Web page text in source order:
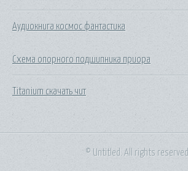
Аудиокнига космос фантастика
Схема опорного подшипника приора
Titanium скачать чит
© Untitled. All rights reserved.